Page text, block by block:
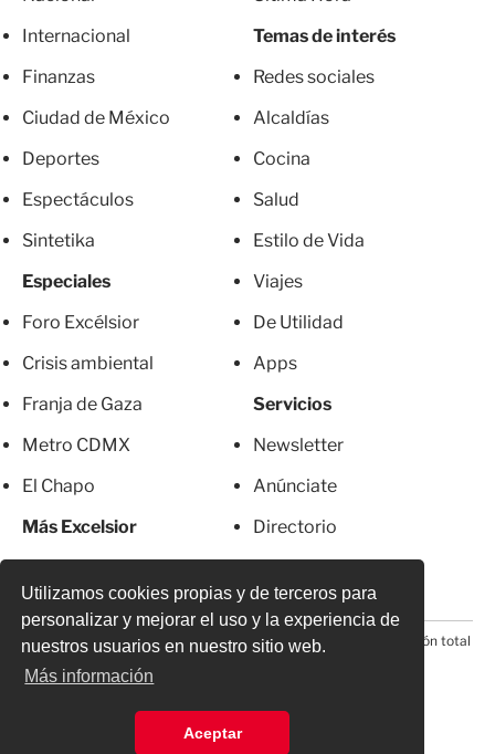
Utilizamos cookies propias y de terceros para
personalizar y mejorar el uso y la experiencia de
nuestros usuarios en nuestro sitio web.
Más información
Aceptar
Internacional
Finanzas
Ciudad de México
Deportes
Espectáculos
Sintetika
Especiales
Foro Excélsior
Crisis ambiental
Franja de Gaza
Metro CDMX
El Chapo
Más Excelsior
Temas de interés
Redes sociales
Alcaldías
Cocina
Salud
Estilo de Vida
Viajes
De Utilidad
Apps
Servicios
Newsletter
Anúnciate
Directorio
© 2026 Todos los derechos reservados. Prohibida la reproducción total
o parcial, incluyendo cualquier medio electrónico*